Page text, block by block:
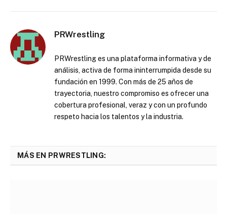
PRWrestling
PRWrestling es una plataforma informativa y de
análisis, activa de forma ininterrumpida desde su
fundación en 1999. Con más de 25 años de
trayectoria, nuestro compromiso es ofrecer una
cobertura profesional, veraz y con un profundo
respeto hacia los talentos y la industria.
MÁS EN PRWRESTLING: